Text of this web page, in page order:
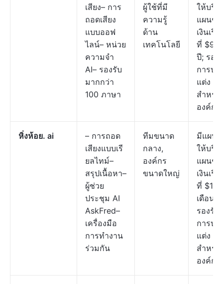
เสียง– การ
ถอดเสียง
แบบออฟ
ไลน์– หน่วย
ความจำ
AI– รองรับ
มากกว่า
100 ภาษา
ผู้ใช้ที่มี
ความรู้
ด้าน
เทคโนโลยี
ให้บริก
แผนชำ
เงินเริ่
ที่ $99
ปี; รอง
การปรั
แต่ง
สำหรับ
องค์กร
หิ่งห้อย. ai
– การถอด
เสียงแบบเรี
ยลไทม์–
สรุปเนื้อหา–
ผู้ช่วย
ประชุม AI
AskFred–
เครื่องมือ
การทำงาน
ร่วมกัน
ทีมขนาด
กลาง,
องค์กร
ขนาดใหญ่
มีแผน
ให้บริก
แผนชำ
เงินเริ่
ที่ $18
เดือน;
รองรับ
การปรั
แต่ง
สำหรับ
องค์กร